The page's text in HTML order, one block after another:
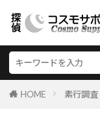
HOME 素行調